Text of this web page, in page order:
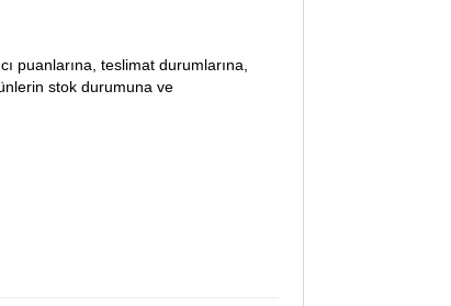
puanlarına, teslimat durumlarına,
stok durumuna ve